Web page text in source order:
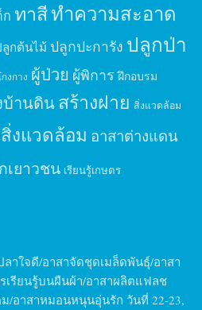
ทาสีทำความสะอาด
กต้นไม้ ปลูกปะการัง ปลูกป่า
งกาง ผู้ป่วย ผู้พิการ ฝึกอบรม
บ้านดินสร้างฝาย สิ่งแวดล้อม
งแวดล้อม อาสาต่างแดน
เยาวชน เรียนรู้เกษตร
าใจดี/อาสาจัดชุดเมล็ดพันธุ์/อาสา
เรียนรู้บนผืนผ้า/อาสาผลิตแฟลช
ม/อาสาหมอนหนุนอุ่นรัก วันที่ 22-23,